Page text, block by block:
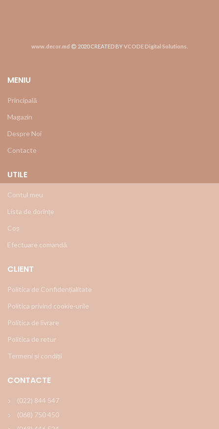
www.decor.md 2020 CREATED BYVCODE Digital Solutions
MENIU
Principală
Magazin
Despre Noi
Contacte
UTILE
Contul meu
Lista de dorințe
Coș
Efectuare comandă
CLIENT
Politica de Confidențialitate
Politica privind cookie-urile
Politica de livrare
Politica de retur
Termeni și condiții
CONTACTE
(022) 844 547
(068) 750 450